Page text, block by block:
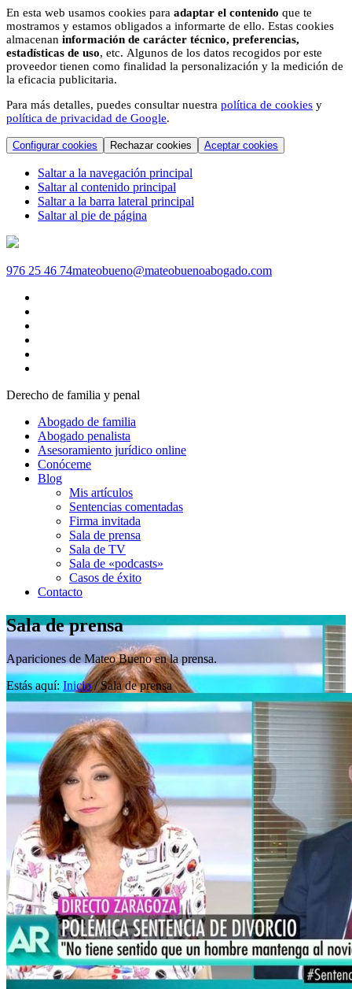
En esta web usamos cookies para adaptar el contenido que te
mostramos y estamos obligados a informarte de ello. Estas cookies
almacenan información de carácter técnico, preferencias,
estadísticas de uso, etc. Algunos de los datos recogidos por este
proveedor tienen como finalidad la personalización y la medición de
la eficacia publicitaria.
Para más detalles, puedes consultar nuestra política de cookies y
política de privacidad de Google.
Configurar cookies Rechazar cookies Aceptar cookies
Saltar a la navegación principal
Saltar al contenido principal
Saltar a la barra lateral principal
Saltar al pie de página
976 25 46 74mateobueno@mateobuenoabogado.com
Derecho de familia y penal
Abogado de familia
Abogado penalista
Asesoramiento jurídico online
Conóceme
Blog
Mis artículos
Sentencias comentadas
Firma invitada
Sala de prensa
Sala de TV
Sala de «podcasts»
Casos de éxito
Contacto
Sala de prensa
Apariciones de Mateo Bueno en la prensa.
Estás aquí: Inicio /Sala de prensa